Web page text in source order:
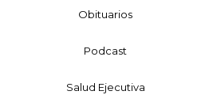
Obituarios
Podcast
Salud Ejecutiva